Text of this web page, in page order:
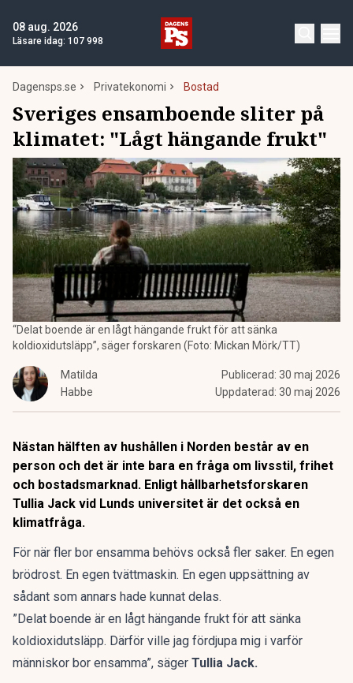
08 aug. 2026
Läsare idag: 107 998
Dagensps.se Privatekonomi Bostad
Sveriges ensamboende sliter på
klimatet: "Lågt hängande frukt"
“Delat boende är en lågt hängande frukt för att sänka
koldioxidutsläpp”, säger forskaren (Foto: Mickan Mörk/TT)
Matilda
Habbe
Publicerad: 30 maj 2026
Uppdaterad: 30 maj 2026
Nästan hälften av hushållen i Norden består av en
person och det är inte bara en fråga om livsstil, frihet
och bostadsmarknad. Enligt hållbarhetsforskaren
Tullia Jack vid Lunds universitet är det också en
klimatfråga.
För när fler bor ensamma behövs också fler saker. En egen
brödrost. En egen tvättmaskin. En egen uppsättning av
sådant som annars hade kunnat delas.
”Delat boende är en lågt hängande frukt för att sänka
koldioxidutsläpp. Därför ville jag fördjupa mig i varför
människor bor ensamma”, säger Tullia Jack.